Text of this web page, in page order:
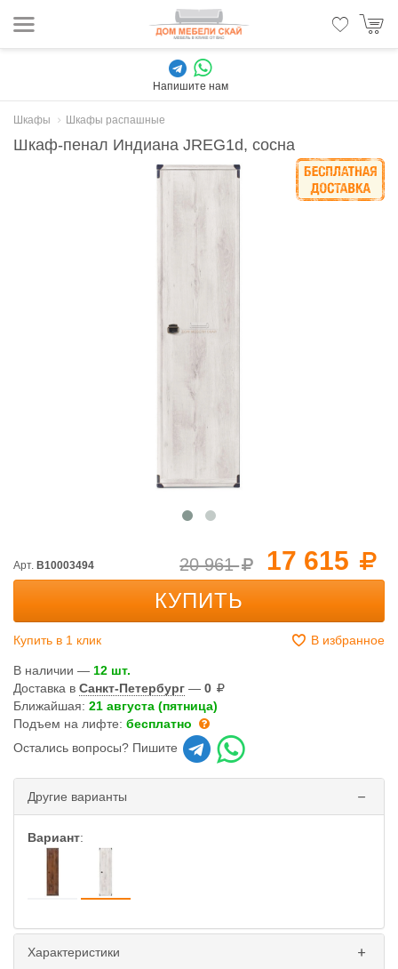
Напишите нам
Шкафы Шкафы распашные
Шкаф-пенал Индиана JREG1d, сосна
17 615
20 961
Арт. B10003494
КУПИТЬ
Купить в 1 клик В избранное
В наличии — 12 шт.
Доставка в Санкт-Петербург — 0
Ближайшая: 21 августа (пятница)
Подъем на лифте: бесплатно
Остались вопросы? Пишите
Другие варианты
Вариант:
Характеристики